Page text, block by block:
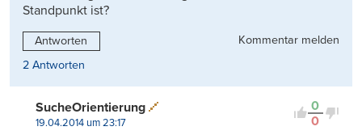
Standpunkt ist?
Antworten
Kommentar melden
2 Antworten
0
0
SucheOrientierung
19.04.2014 um 23:17